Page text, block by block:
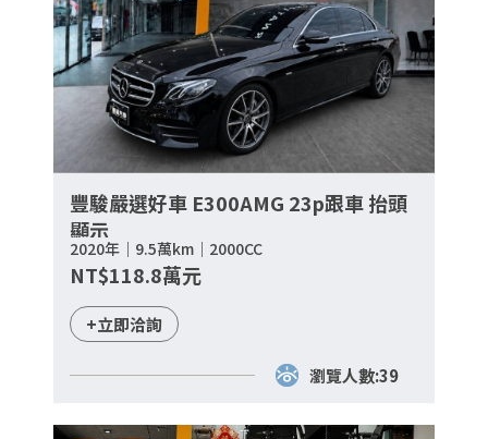
豐駿嚴選好車 E300AMG 23p跟車 抬頭
顯示
2020年｜9.5萬km｜2000CC
NT$118.8萬元
+立即洽詢
瀏覽人數:39